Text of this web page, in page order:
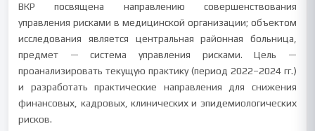
ВКР посвящена направлению совершенствования
управления рисками в медицинской организации; объектом
исследования является центральная районная больница,
предмет — система управления рисками. Цель —
проанализировать текущую практику (период 2022–2024 гг.)
и разработать практические направления для снижения
финансовых, кадровых, клинических и эпидемиологических
рисков.